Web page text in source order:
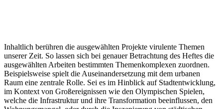
Inhaltlich berühren die ausgewählten Projekte virulente Themen
unserer Zeit. So lassen sich bei genauer Betrachtung des Heftes die
ausgewählten Arbeiten bestimmten Themenkomplexen zuordnen.
Beispielsweise spielt die Auseinandersetzung mit dem urbanen
Raum eine zentrale Rolle. Sei es im Hinblick auf Stadtentwicklung,
im Kontext von Großereignissen wie den Olympischen Spielen,
welche die Infrastruktur und ihre Transformation beeinflussen, den